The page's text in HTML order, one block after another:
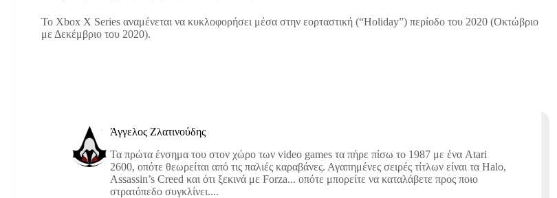
Το Xbox X Series αναμένεται να κυκλοφορήσει μέσα στην εορταστική (“Holiday”) περίοδο του 2020 (Οκτώβριο
με Δεκέμβριο του 2020).
Άγγελος Ζλατινούδης
Τα πρώτα ένσημα του στον χώρο των video games τα πήρε πίσω το 1987 με ένα Atari
2600, οπότε θεωρείται από τις παλιές καραβάνες. Αγαπημένες σειρές τίτλων είναι τα Halo,
Assassin’s Creed και ότι ξεκινά με Forza... οπότε μπορείτε να καταλάβετε προς ποιο
στρατόπεδο συγκλίνει....